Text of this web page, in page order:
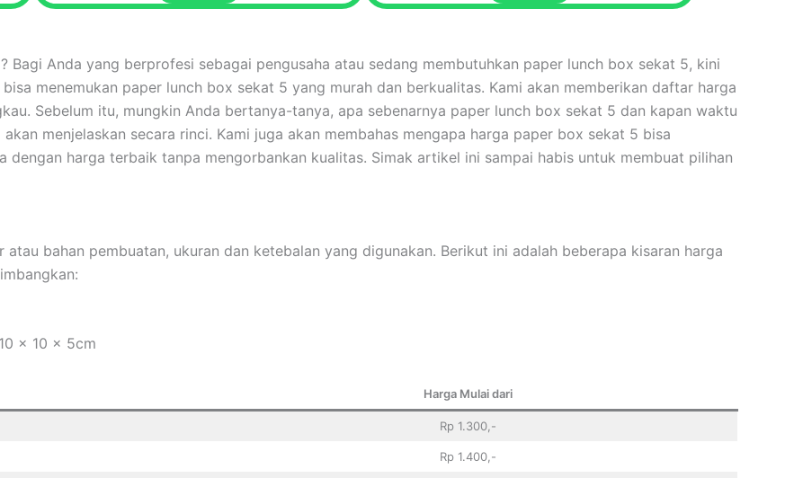
Bagi Anda yang berprofesi sebagai pengusaha atau sedang membutuhkan paper lunch box sekat 5, kini
menemukan paper lunch box sekat 5 yang murah dan berkualitas. Kami akan memberikan daftar harga
Sebelum itu, mungkin Anda bertanya-tanya, apa sebenarnya paper lunch box sekat 5 dan kapan waktu
menjelaskan secara rinci. Kami juga akan membahas mengapa harga paper box sekat 5 bisa
dengan harga terbaik tanpa mengorbankan kualitas. Simak artikel ini sampai habis untuk membuat pilihan
bahan pembuatan, ukuran dan ketebalan yang digunakan. Berikut ini adalah beberapa kisaran harga
x 10 x 5cm
Harga Mulai dari
Rp 1.300,-
Rp 1.400,-